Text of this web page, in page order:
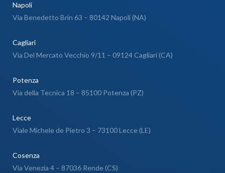
Napoli
Via Benedetto Brin 63 – 80142 Napoli (NA)
Cagliari
Via Del Mercato Vecchio 9/11 – 09124 Cagliari (CA)
Potenza
Via della Tecnica 18 – 85100 Potenza (PZ)
Lecce
Viale Michele de Pietro 3 – 73100 Lecce (LE)
Cosenza
Via Venezia 4 – 87036 Rende (CS)